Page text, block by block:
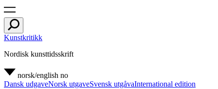
Kunstkritikk
Nordisk kunsttidsskrift
norsk/english no
Dansk udgaveNorsk utgaveSvensk utgåvaInternational edition